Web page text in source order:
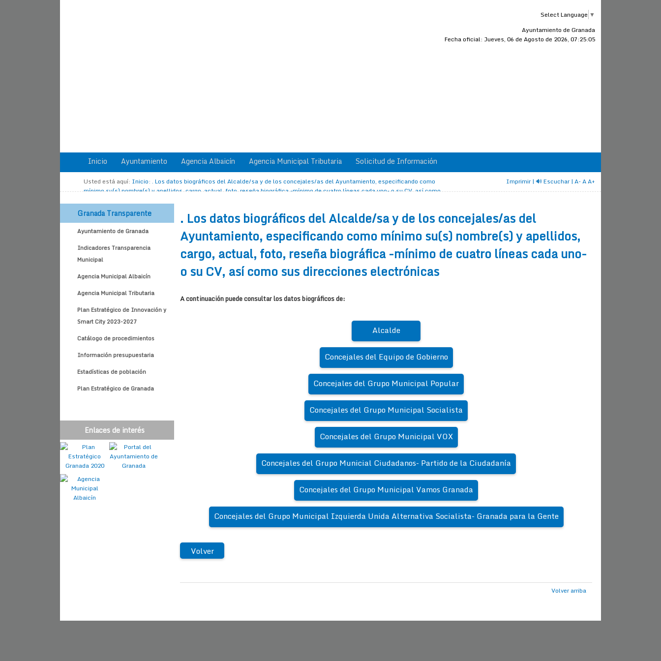
Select Language ▼
Ayuntamiento de Granada
Fecha oficial: Jueves, 06 de Agosto de 2026, 07:25:06
Inicio Ayuntamiento Agencia Albaicín Agencia Municipal Tributaria Solicitud de Información
Usted está aquí: Inicio: . Los datos biográficos del Alcalde/sa y de los concejales/as del Ayuntamiento, especificando como
mínimo su(s) nombre(s) y apellidos, cargo, actual, foto, reseña biográfica -mínimo de cuatro líneas cada uno- o su CV, así como
Imprimir | 🔊 Escuchar | A-AA+
Granada Transparente
Ayuntamiento de Granada
Indicadores Transparencia
Municipal
Agencia Municipal Albaicín
Agencia Municipal Tributaria
Plan Estratégico de Innovación y
Smart City 2023-2027
Catálogo de procedimientos
Información presupuestaria
Estadísticas de población
Plan Estratégico de Granada
Enlaces de interés
. Los datos biográficos del Alcalde/sa y de los concejales/as del
Ayuntamiento, especificando como mínimo su(s) nombre(s) y apellidos,
cargo, actual, foto, reseña biográfica -mínimo de cuatro líneas cada uno-
o su CV, así como sus direcciones electrónicas
A continuación puede consultar los datos biográficos de:
Alcalde
Concejales del Equipo de Gobierno
Concejales del Grupo Municipal Popular
Concejales del Grupo Municipal Socialista
Concejales del Grupo Municipal VOX
Concejales del Grupo Municial Ciudadanos- Partido de la Ciudadanía
Concejales del Grupo Municipal Vamos Granada
Concejales del Grupo Municipal Izquierda Unida Alternativa Socialista- Granada para la Gente
Volver
Volver arriba